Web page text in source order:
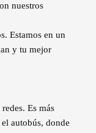
nuestros
Estamos en un
y tu mejor
Es más
autobús, donde